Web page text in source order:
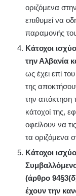
οριζόμενα
επιθυμεί να
παραμονής
Κάτοχοι
την Αλβανία
ως έχει επί
της
την απόκτηση
κάτοχοί της,
οφείλουν να
τα οριζόμενα
Κάτοχοι
(άρθρο
έχουν την